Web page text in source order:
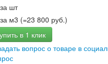
за шт
за м3 (=23 800 руб.)
в 1 клик